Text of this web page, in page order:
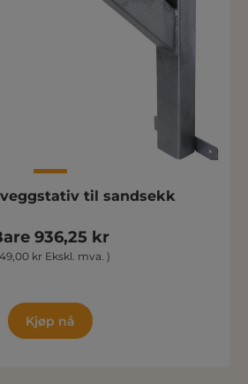
til sandsekk
936,25 kr
kr Ekskl. mva. )
Kjøp nå